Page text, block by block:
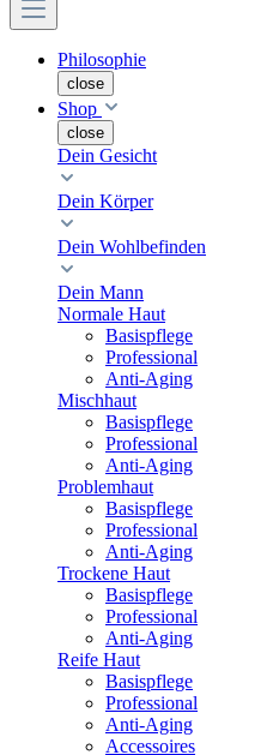
Philosophie
close
Shop
close
Dein Gesicht
Dein Körper
Dein Wohlbefinden
Dein Mann
Normale Haut
Basispflege
Professional
Anti-Aging
Mischhaut
Basispflege
Professional
Anti-Aging
Problemhaut
Basispflege
Professional
Anti-Aging
Trockene Haut
Basispflege
Professional
Anti-Aging
Reife Haut
Basispflege
Professional
Anti-Aging
Accessoires